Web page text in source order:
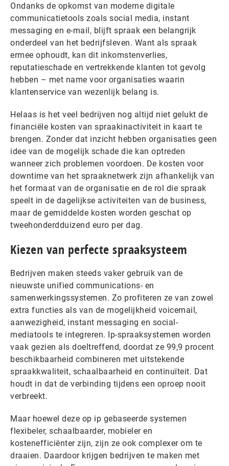
Ondanks de opkomst van moderne digitale
communicatietools zoals social media, instant
messaging en e-mail, blijft spraak een belangrijk
onderdeel van het bedrijfsleven. Want als spraak
ermee ophoudt, kan dit inkomstenverlies,
reputatieschade en vertrekkende klanten tot gevolg
hebben – met name voor organisaties waarin
klantenservice van wezenlijk belang is.
Helaas is het veel bedrijven nog altijd niet gelukt de
financiële kosten van spraakinactiviteit in kaart te
brengen. Zonder dat inzicht hebben organisaties geen
idee van de mogelijk schade die kan optreden
wanneer zich problemen voordoen. De kosten voor
downtime van het spraaknetwerk zijn afhankelijk van
het formaat van de organisatie en de rol die spraak
speelt in de dagelijkse activiteiten van de business,
maar de gemiddelde kosten worden geschat op
tweehonderdduizend euro per dag.
Kiezen van perfecte spraaksysteem
Bedrijven maken steeds vaker gebruik van de
nieuwste unified communications- en
samenwerkingssystemen. Zo profiteren ze van zowel
extra functies als van de mogelijkheid voicemail,
aanwezigheid, instant messaging en social-
mediatools te integreren. Ip-spraaksystemen worden
vaak gezien als doeltreffend, doordat ze 99,9 procent
beschikbaarheid combineren met uitstekende
spraakkwaliteit, schaalbaarheid en continuïteit. Dat
houdt in dat de verbinding tijdens een oproep nooit
verbreekt.
Maar hoewel deze op ip gebaseerde systemen
flexibeler, schaalbaarder, mobieler en
kostenefficiënter zijn, zijn ze ook complexer om te
draaien. Daardoor krijgen bedrijven te maken met